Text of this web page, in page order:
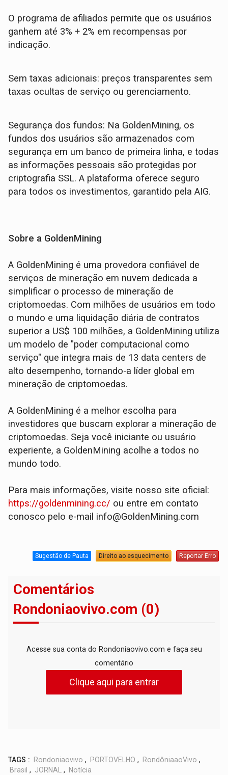
O programa de afiliados permite que os usuários
ganhem até 3% + 2% em recompensas por
indicação.
Sem taxas adicionais: preços transparentes sem
taxas ocultas de serviço ou gerenciamento.
Segurança dos fundos: Na GoldenMining, os
fundos dos usuários são armazenados com
segurança em um banco de primeira linha, e todas
as informações pessoais são protegidas por
criptografia SSL. A plataforma oferece seguro
para todos os investimentos, garantido pela AIG.
Sobre a GoldenMining
A GoldenMining é uma provedora confiável de
serviços de mineração em nuvem dedicada a
simplificar o processo de mineração de
criptomoedas. Com milhões de usuários em todo
o mundo e uma liquidação diária de contratos
superior a US$ 100 milhões, a GoldenMining utiliza
um modelo de "poder computacional como
serviço" que integra mais de 13 data centers de
alto desempenho, tornando-a líder global em
mineração de criptomoedas.
A GoldenMining é a melhor escolha para
investidores que buscam explorar a mineração de
criptomoedas. Seja você iniciante ou usuário
experiente, a GoldenMining acolhe a todos no
mundo todo.
Para mais informações, visite nosso site oficial:
https://goldenmining.cc/ ou entre em contato
conosco pelo e-mail info@GoldenMining.com
Sugestão de Pauta Direito ao esquecimento Reportar Erro
Comentários
Rondoniaovivo.com (0)
Acesse sua conta do Rondoniaovivo.com e faça seu
comentário
Clique aqui para entrar
TAGS : Rondoniaovivo , PORTOVELHO , RondôniaaoVivo ,
Brasil , JORNAL , Notícia